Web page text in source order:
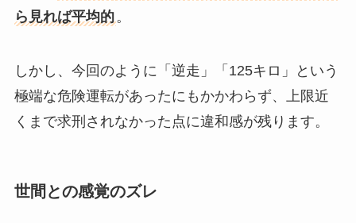
ら見れば平均的 。
しかし、今回のように「逆走」「125キロ」という
極端な危険運転があったにもかかわらず、上限近
くまで求刑されなかった点に違和感が残ります。
世間との感覚のズレ